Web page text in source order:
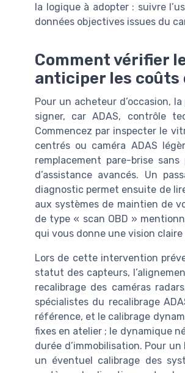
la logique à adopter : suivre
données objectives issues du
Comment vérifier
anticiper les coûts
Pour un acheteur d’occasion,
signer, car ADAS, contrôle
Commencez par inspecter le
centrés ou caméra ADAS
remplacement pare-brise
d’assistance avancés. Un
diagnostic permet ensuite de
aux systèmes de maintien de
de type « scan OBD »
qui vous donne une vision
Lors de cette intervention
statut des capteurs,
recalibrage des caméras
spécialistes du recalibrage
référence, et le calibrage
fixes en atelier ; le dynamique
durée d’immobilisation. Pour
un éventuel calibrage des